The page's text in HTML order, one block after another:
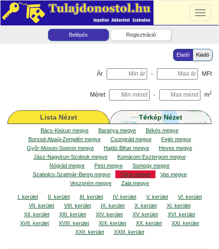
Belépés Regisztráció
Eladó Kiadó
Ár - MFt
Méret - m2
Lista Nézet Térkép Nézet
Bács-Kiskun megye Baranya megye
Békés megye
Borsod-Abaúj-Zemplén megye
Csongrád megye
Fejér megye
Győr-Moson-Sopron megye
Hajdú-Bihar megye
Heves megye
Jász-Nagykun-Szolnok megye
Komárom-Esztergom megye
Nógrád megye
Pest megye
Somogy megye
Szabolcs-Szatmár-Bereg megye
Tolna megye
Vas megye
Veszprém megye
Zala megye
I. kerület II. kerület III. kerület IV. kerület V. kerület
VI. kerület
VII. kerület
VIII. kerület IX. kerület X. kerület
XI. kerület
XII. kerület
XIII. kerület XIV. kerület XV. kerület
XVI. kerület
XVII. kerület
XVIII. kerület XIX. kerület XX. kerület
XXI. kerület
XXII. kerület
XXIII. kerület